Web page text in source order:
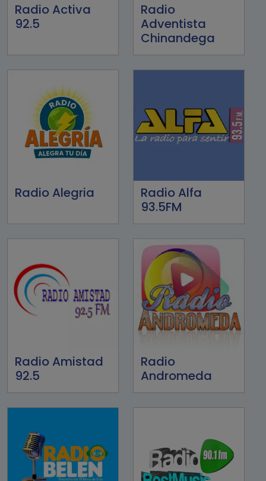
Radio Activa
92.5
Radio
Adventista
Chinandega
Radio Alegria
Radio Alfa
93.5FM
Radio Amistad
92.5
Radio
Andromeda